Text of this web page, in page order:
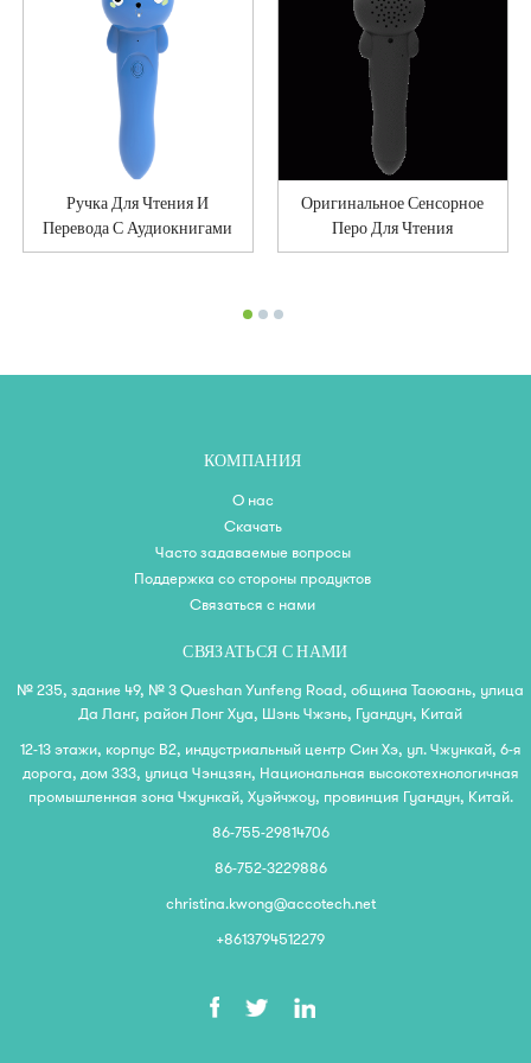
Ручка Для Чтения И
Перевода С Аудиокнигами
Оригинальное Сенсорное
Перо Для Чтения
КОМПАНИЯ
О нас
Скачать
Часто задаваемые вопросы
Поддержка со стороны продуктов
Связаться с нами
СВЯЗАТЬСЯ С НАМИ
№ 235, здание 49, № 3 Queshan Yunfeng Road, община Таоюань, улица
Да Ланг, район Лонг Хуа, Шэнь Чжэнь, Гуандун, Китай
12-13 этажи, корпус B2, индустриальный центр Син Хэ, ул. Чжункай, 6-я
дорога, дом 333, улица Чэнцзян, Национальная высокотехнологичная
промышленная зона Чжункай, Хуэйчжоу, провинция Гуандун, Китай.
86-755-29814706
86-752-3229886
christina.kwong@accotech.net
+8613794512279